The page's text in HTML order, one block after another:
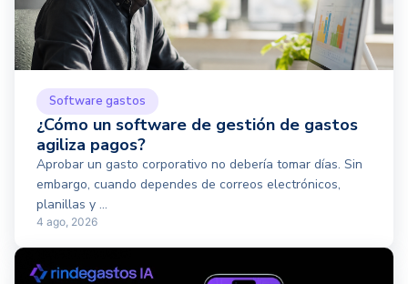
Software gastos
¿Cómo un software de gestión de gastos
agiliza pagos?
Aprobar un gasto corporativo no debería tomar días. Sin
embargo, cuando dependes de correos electrónicos,
planillas y ...
4 ago, 2026